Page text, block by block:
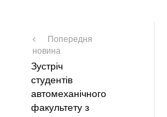
Попередня
новина
Зустріч
студентів
автомеханічного
факультету з